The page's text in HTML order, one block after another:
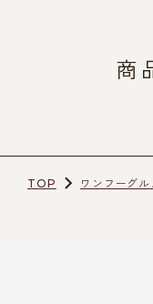
商
TOP ワンフーグル